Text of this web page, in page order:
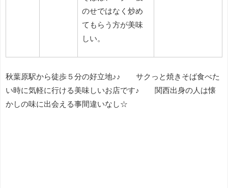
のせではなく炒め
てもらう方が美味
しい。
秋葉原駅から徒歩５分の好立地♪♪ サクっと焼きそば食べた
い時に気軽に行ける美味しいお店です♪ 関西出身の人は懐
かしの味に出会える事間違いなし☆